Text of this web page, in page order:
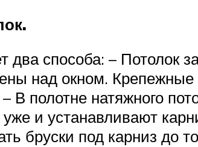
два способа: – Потолок
над окном.
В полотне натяжного
уже и устанавливают
бруски под карниз до